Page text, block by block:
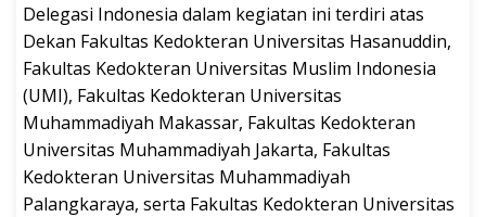
Delegasi Indonesia dalam kegiatan ini terdiri atas
Dekan Fakultas Kedokteran Universitas Hasanuddin,
Fakultas Kedokteran Universitas Muslim Indonesia
(UMI), Fakultas Kedokteran Universitas
Muhammadiyah Makassar, Fakultas Kedokteran
Universitas Muhammadiyah Jakarta, Fakultas
Kedokteran Universitas Muhammadiyah
Palangkaraya, serta Fakultas Kedokteran Universitas